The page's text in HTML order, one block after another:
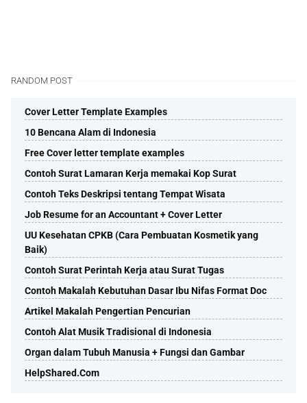
RANDOM POST
Cover Letter Template Examples
10 Bencana Alam di Indonesia
Free Cover letter template examples
Contoh Surat Lamaran Kerja memakai Kop Surat
Contoh Teks Deskripsi tentang Tempat Wisata
Job Resume for an Accountant + Cover Letter
UU Kesehatan CPKB (Cara Pembuatan Kosmetik yang
Baik)
Contoh Surat Perintah Kerja atau Surat Tugas
Contoh Makalah Kebutuhan Dasar Ibu Nifas Format Doc
Artikel Makalah Pengertian Pencurian
Contoh Alat Musik Tradisional di Indonesia
Organ dalam Tubuh Manusia + Fungsi dan Gambar
HelpShared.Com